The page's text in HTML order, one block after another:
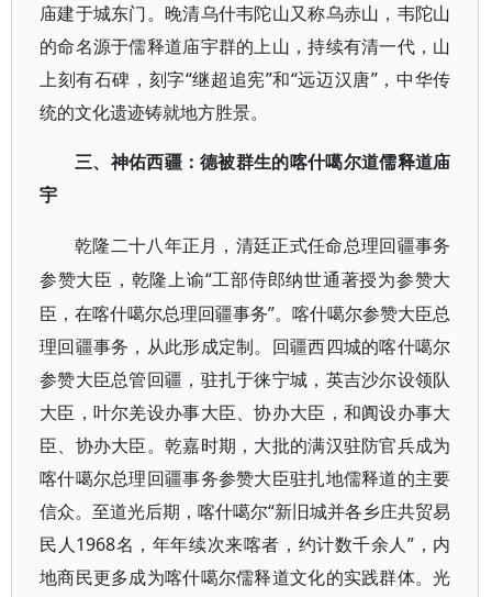
庙建于城东门。晚清乌什韦陀山又称乌赤山，韦陀山
的命名源于儒释道庙宇群的上山，持续有清一代，山
上刻有石碑，刻字“继超追宪”和“远迈汉唐”，中华传
统的文化遗迹铸就地方胜景。
三、神佑西疆：德被群生的喀什噶尔道儒释道庙
宇
乾隆二十八年正月，清廷正式任命总理回疆事务
参赞大臣，乾隆上谕“工部侍郎纳世通著授为参赞大
臣，在喀什噶尔总理回疆事务”。喀什噶尔参赞大臣总
理回疆事务，从此形成定制。回疆西四城的喀什噶尔
参赞大臣总管回疆，驻扎于徕宁城，英吉沙尔设领队
大臣，叶尔羌设办事大臣、协办大臣，和阗设办事大
臣、协办大臣。乾嘉时期，大批的满汉驻防官兵成为
喀什噶尔总理回疆事务参赞大臣驻扎地儒释道的主要
信众。至道光后期，喀什噶尔“新旧城并各乡庄共贸易
民人1968名，年年续次来喀者，约计数千余人”，内
地商民更多成为喀什噶尔儒释道文化的实践群体。光